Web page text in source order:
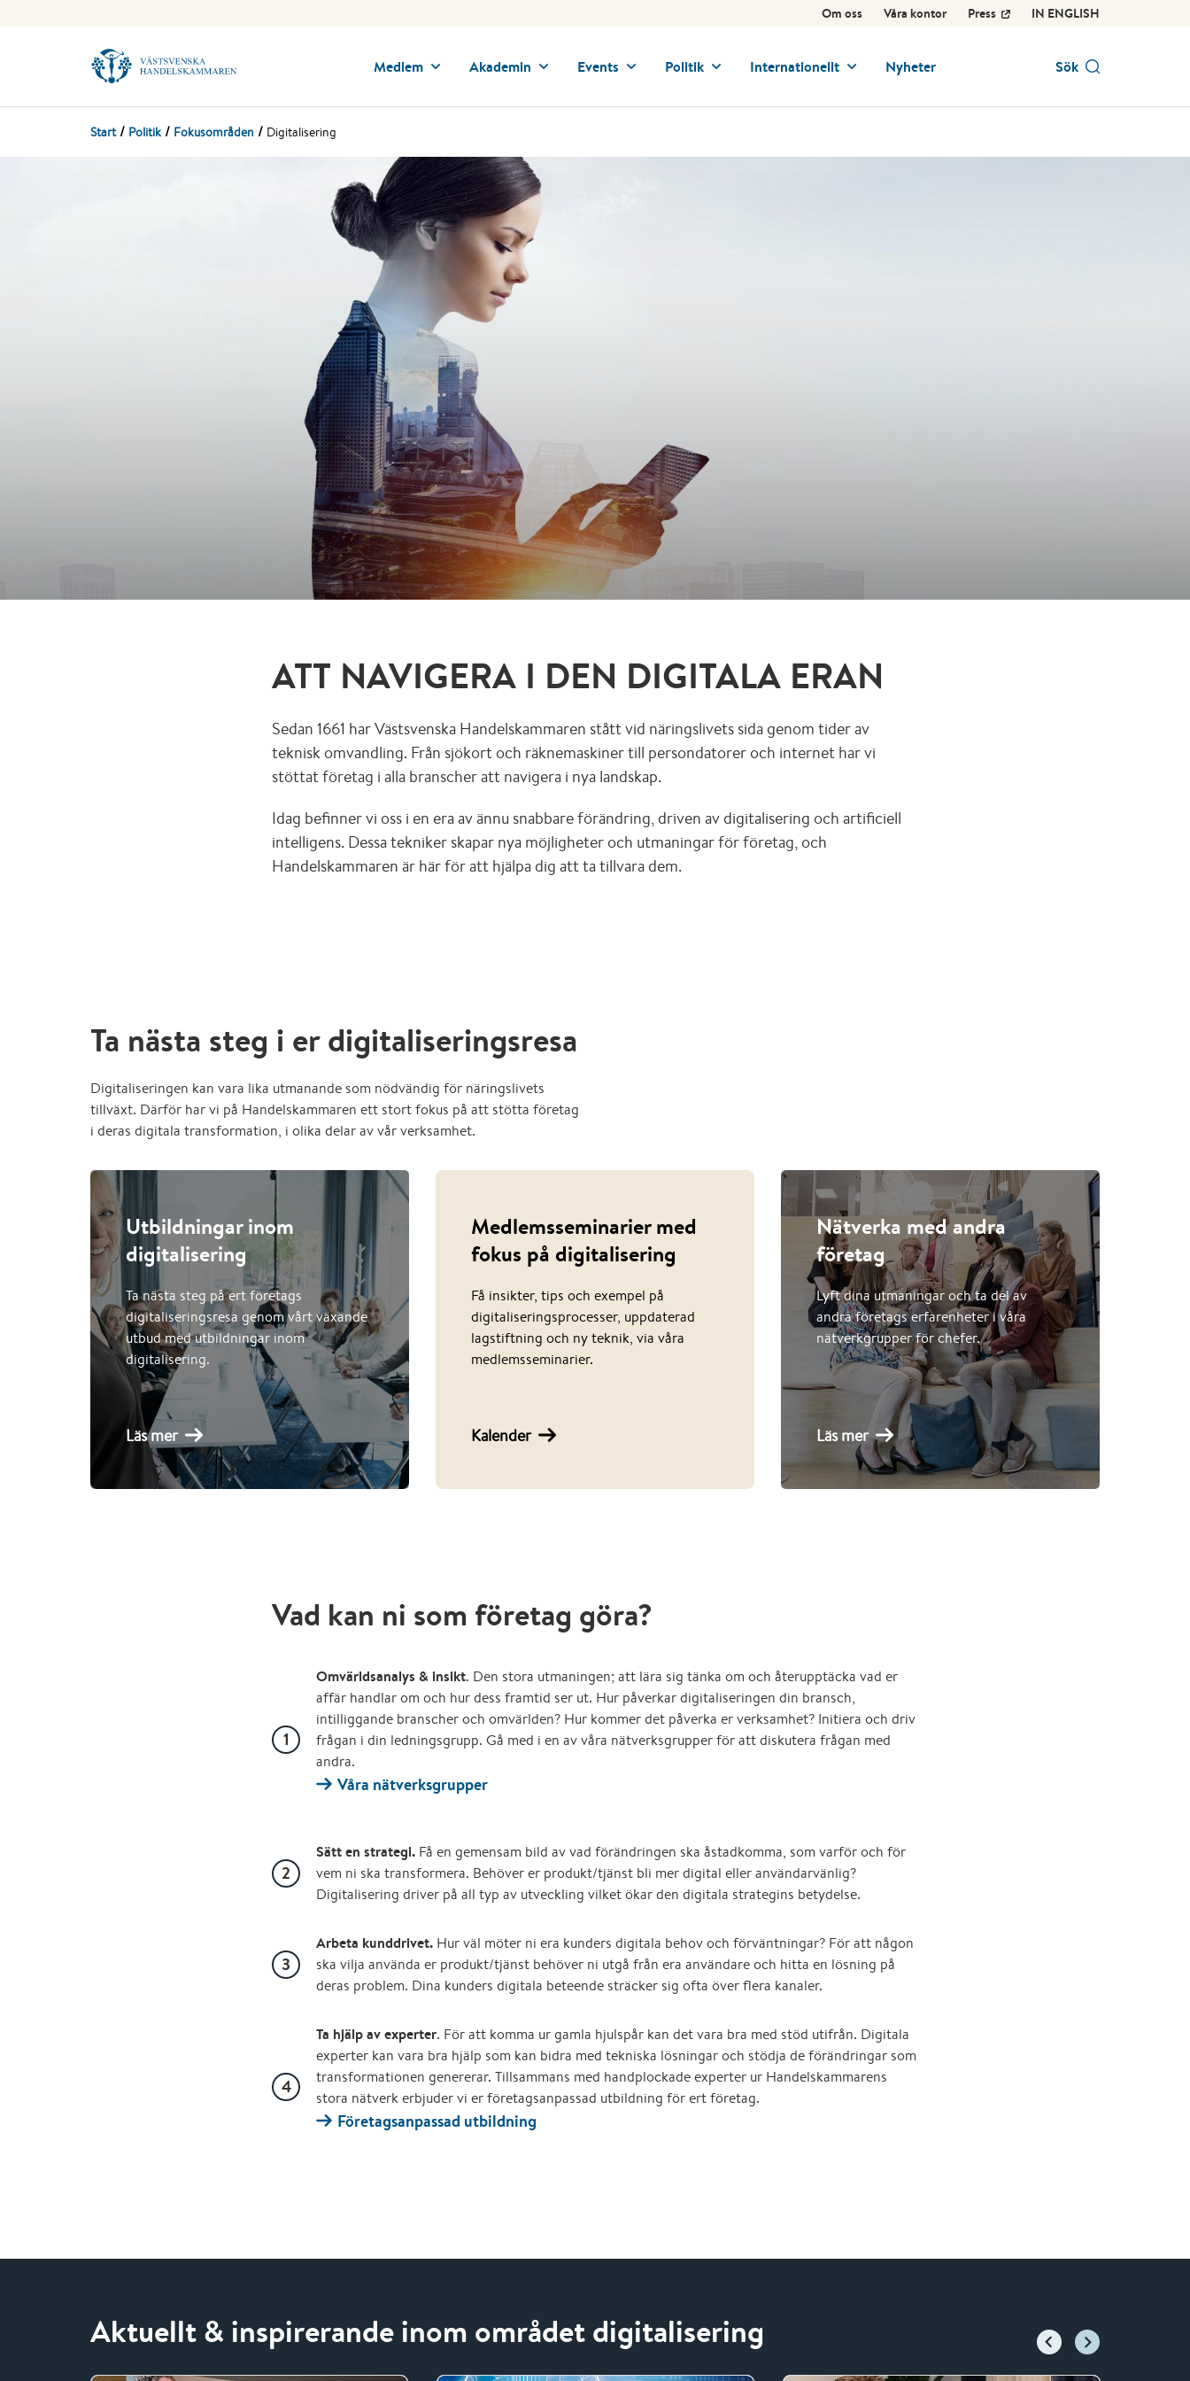
Om oss Våra kontor Press IN ENGLISH
Medlem Akademin Events Politik Internationellt Nyheter Sök
Start Politik Fokusområden Digitalisering
ATT NAVIGERA I DEN DIGITALA ERAN
Sedan 1661 har Västsvenska Handelskammaren stått vid näringslivets sida genom tider av
teknisk omvandling. Från sjökort och räknemaskiner till persondatorer och internet har vi
stöttat företag i alla branscher att navigera i nya landskap.
Idag befinner vi oss i en era av ännu snabbare förändring, driven av digitalisering och artificiell
intelligens. Dessa tekniker skapar nya möjligheter och utmaningar för företag, och
Handelskammaren är här för att hjälpa dig att ta tillvara dem.
Ta nästa steg i er digitaliseringsresa
Digitaliseringen kan vara lika utmanande som nödvändig för näringslivets
tillväxt. Därför har vi på Handelskammaren ett stort fokus på att stötta företag
i deras digitala transformation, i olika delar av vår verksamhet.
Utbildningar inom
digitalisering
Ta nästa steg på ert företags
digitaliseringsresa genom vårt växande
utbud med utbildningar inom
digitalisering.
Läs mer
Medlemsseminarier med
fokus på digitalisering
Få insikter, tips och exempel på
digitaliseringsprocesser, uppdaterad
lagstiftning och ny teknik, via våra
medlemsseminarier.
Kalender
Nätverka med andra
företag
Lyft dina utmaningar och ta del av
andra företags erfarenheter i våra
nätverkgrupper för chefer.
Läs mer
Vad kan ni som företag göra?
Omvärldsanalys & insikt. Den stora utmaningen; att lära sig tänka om och återupptäcka vad er
affär handlar om och hur dess framtid ser ut. Hur påverkar digitaliseringen din bransch,
intilliggande branscher och omvärlden? Hur kommer det påverka er verksamhet? Initiera och driv
frågan i din ledningsgrupp. Gå med i en av våra nätverksgrupper för att diskutera frågan med
andra.
Våra nätverksgrupper
Sätt en strategi. Få en gemensam bild av vad förändringen ska åstadkomma, som varför och för
vem ni ska transformera. Behöver er produkt/tjänst bli mer digital eller användarvänlig?
Digitalisering driver på all typ av utveckling vilket ökar den digitala strategins betydelse.
Arbeta kunddrivet. Hur väl möter ni era kunders digitala behov och förväntningar? För att någon
ska vilja använda er produkt/tjänst behöver ni utgå från era användare och hitta en lösning på
deras problem. Dina kunders digitala beteende sträcker sig ofta över flera kanaler.
Ta hjälp av experter. För att komma ur gamla hjulspår kan det vara bra med stöd utifrån. Digitala
experter kan vara bra hjälp som kan bidra med tekniska lösningar och stödja de förändringar som
transformationen genererar. Tillsammans med handplockade experter ur Handelskammarens
stora nätverk erbjuder vi er företagsanpassad utbildning för ert företag.
Företagsanpassad utbildning
Aktuellt & inspirerande inom området digitalisering